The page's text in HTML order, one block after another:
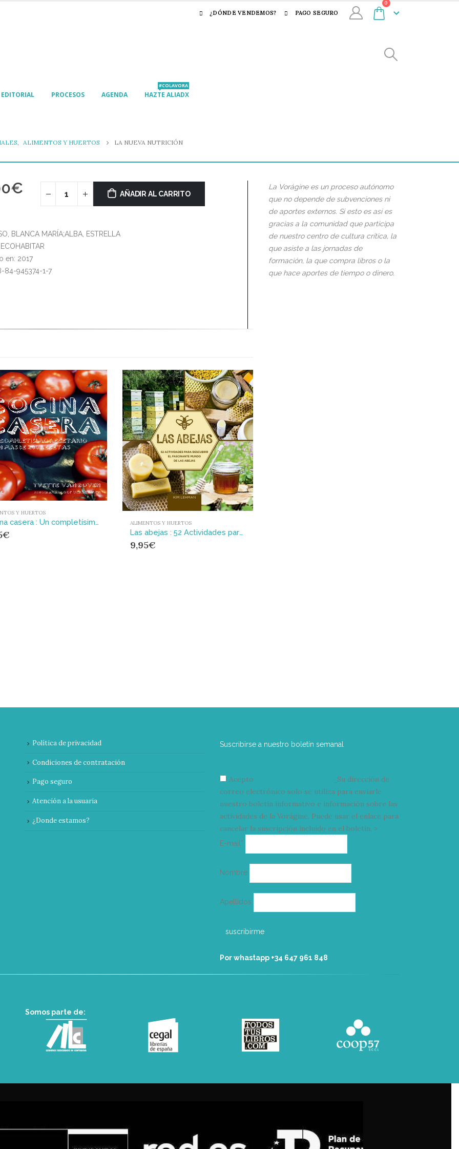
¿DÓNDE VENDEMOS? PAGO SEGURO
0
EDITORIAL PROCESOS AGENDA HAZTE ALIADX
#COLAVORA
, ALIMENTOS Y HUERTOS LA NUEVA NUTRICIÓN
€ AÑADIR AL CARRITO
BLANCA MARÍA;ALBA, ESTRELLA
en: 2017
84-945374-1-7
Y HUERTOS
Cocina casera : Un completísimo recetario con más de 200 recetas
€
ALIMENTOS Y HUERTOS
Las abejas : 52 Actividades para descubrir el fascinante mundo de las abejas
9,95€
La Vorágine es un proceso autónomo
que no depende de subvenciones ni
de aportes externos. Si esto es así es
gracias a la comunidad que participa
de nuestro centro de cultura crítica, la
que asiste a las jornadas de
formación, la que compra libros o la
que hace aportes de tiempo o dinero.
Política de privacidad
Condiciones de contratación
Pago seguro
Atención a la usuaria
¿Donde estamos?
Suscribirse a nuestro boletín semanal
Acepto
Su dirección de
correo electrónico solo se utiliza para enviarle
nuestro boletín informativo e información sobre las
actividades de la Vorágine. Puede usar el enlace para
cancelar la suscripción incluido en el boletín. >
E-mail*
electrónico
Nombre
Apellidos
Por whastapp +34 ‭647 961 848‬
Somos parte de: